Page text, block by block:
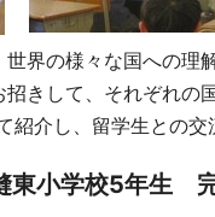
界の様々な国への理
きして、それぞれの
紹介し、留学生との
小学校5年生 完